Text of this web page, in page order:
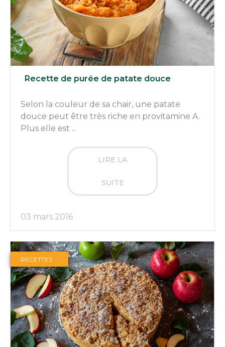
Recette de purée de patate douce
Selon la couleur de sa chair, une patate
douce peut être très riche en provitamine A.
Plus elle est ...
LIRE LA
SUITE
03 mars 2016
RECETTES